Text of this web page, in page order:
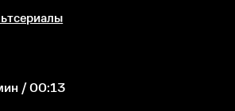
/ 00:13